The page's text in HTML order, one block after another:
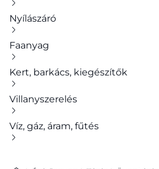
Nyílászáró
Faanyag
Kert, barkács, kiegészítők
Villanyszerelés
Víz, gáz, áram, fűtés